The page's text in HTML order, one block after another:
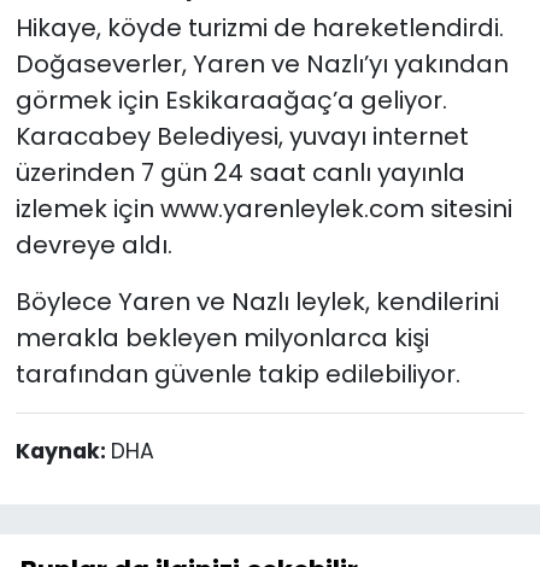
Hikaye, köyde turizmi de hareketlendirdi.
Doğaseverler, Yaren ve Nazlı’yı yakından
görmek için Eskikaraağaç’a geliyor.
Karacabey Belediyesi, yuvayı internet
üzerinden 7 gün 24 saat canlı yayınla
izlemek için www.yarenleylek.com sitesini
devreye aldı.
Böylece Yaren ve Nazlı leylek, kendilerini
merakla bekleyen milyonlarca kişi
tarafından güvenle takip edilebiliyor.
Kaynak: DHA